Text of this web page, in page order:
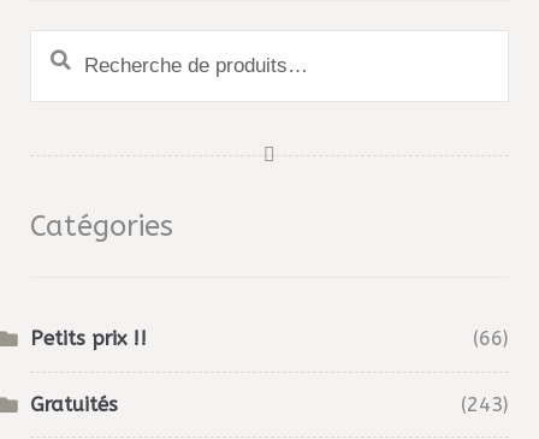
Recherche
pour :
Catégories
Petits prix !! (66)
Gratuités (243)